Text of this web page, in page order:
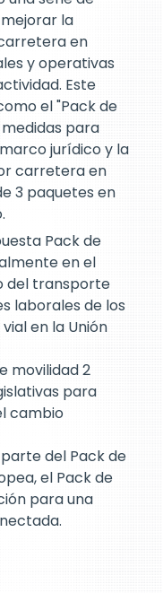
mejorar la
en
y operativas
Este
el "Pack de
para
jurídico y la
carretera en
3 paquetes en
Pack de
en el
del transporte
laborales de los
en la Unión
movilidad 2
para
cambio
del Pack de
el Pack de
para una